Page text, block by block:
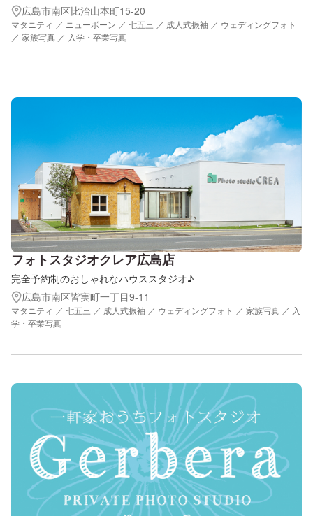
広島市南区比治山本町15-20
マタニティ ／ ニューボーン ／ 七五三 ／ 成人式振袖 ／ ウェディングフォト
／ 家族写真 ／ 入学・卒業写真
フォトスタジオクレア広島店
完全予約制のおしゃれなハウススタジオ♪
広島市南区皆実町一丁目9-11
マタニティ ／ 七五三 ／ 成人式振袖 ／ ウェディングフォト ／ 家族写真 ／ 入
学・卒業写真